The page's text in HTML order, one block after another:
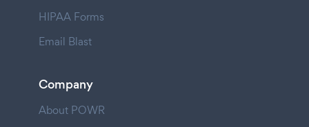
HIPAA Forms
Email Blast
Company
About POWR